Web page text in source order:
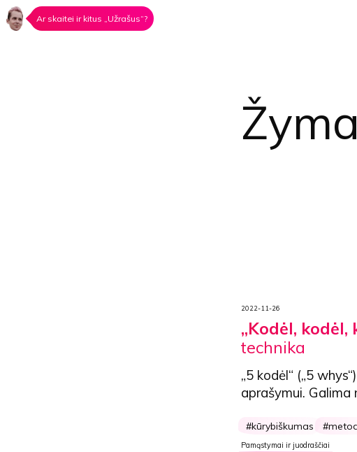
Ar skaitei ir kitus „Užrašus“?
2022-11-26
„Kodėl, kodėl,
technika
„5 kodėl“ („5
aprašymui. Galima
kūrybiškumas
Pamąstymai ir juodraščiai